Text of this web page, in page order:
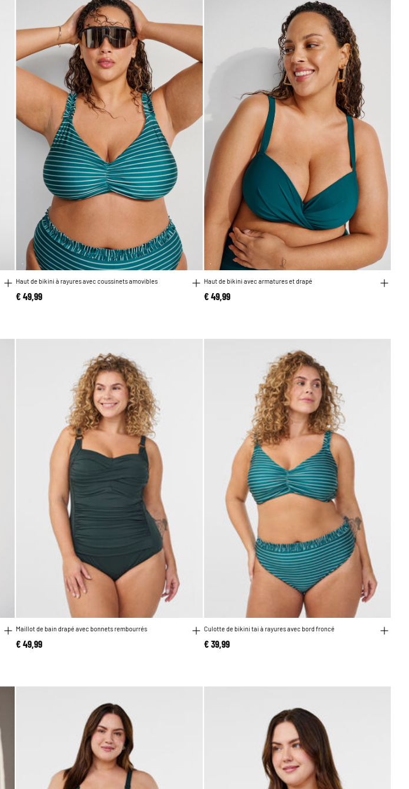
Haut de bikini à rayures avec coussinets amovibles
€ 49,99
Haut de bikini avec armatures et drapé
€ 49,99
Maillot de bain drapé avec bonnets rembourrés
€ 49,99
Culotte de bikini tai à rayures avec bord froncé
€ 39,99